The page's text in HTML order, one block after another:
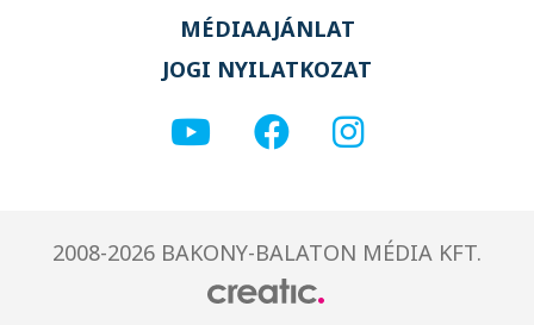
MÉDIAAJÁNLAT
JOGI NYILATKOZAT
2008-2026 BAKONY-BALATON MÉDIA KFT.